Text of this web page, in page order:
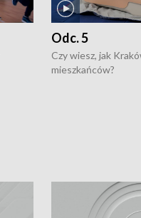
Odc. 5
Czy wiesz, jak
mieszkańców?